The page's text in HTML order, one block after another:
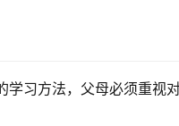
习方法，父母必须重视